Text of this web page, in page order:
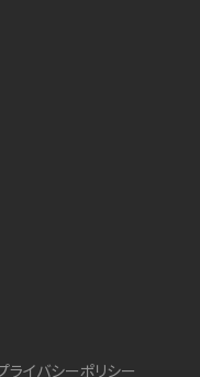
ライバシーポリシー